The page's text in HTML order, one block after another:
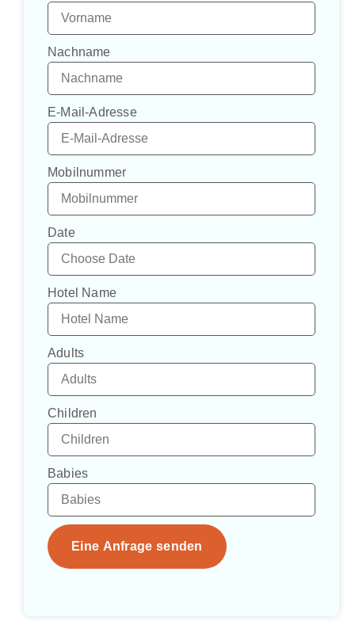
Nachname
E-Mail-Adresse
Mobilnummer
Date
Hotel Name
Adults
Children
Babies
Eine Anfrage senden